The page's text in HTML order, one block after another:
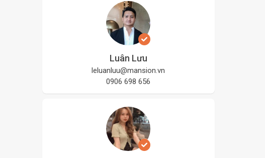
Luân Lưu
leluanluu@mansion.vn
0906 698 656